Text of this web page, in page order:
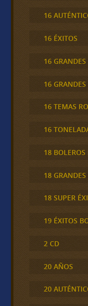
16
16 ÉXITOS
16 GRANDES
16 GRANDES
16 TEMAS
16
18
18
18 SUPER
19 ÉXITOS
2 CD
20 AÑOS
20